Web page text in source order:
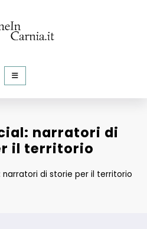
narratori di
il territorio
narratori di storie per il territorio